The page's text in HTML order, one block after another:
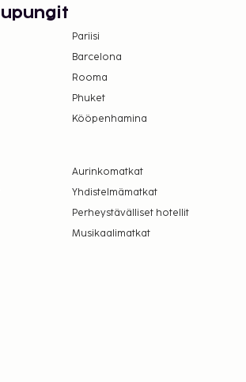
Saat lisätietoja asiasta
majoituspaikkaan
olevien tietojen avulla.
järjestää lemmikkiensä
ottamalla yhteyttä suoraan
käyttämällä
olevia yhteystietoja
lisämaksuja koskevassa
on saatavilla.
Pariisi
Barcelona
Rooma
Phuket
Kööpenhamina
Aurinkomatkat
Yhdistelmämatkat
Perheystävälliset hotellit
Musikaalimatkat